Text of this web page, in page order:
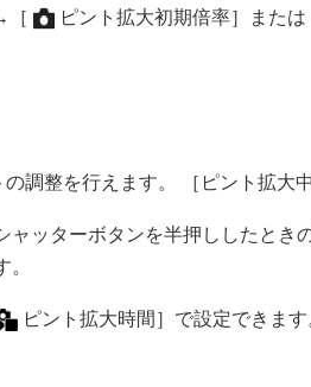
［ ピント拡大初期倍率］ または
調整を行えます。 ［ピント拡大
ッターボタンを半押ししたとき
ピント拡大時間］ で設定できます